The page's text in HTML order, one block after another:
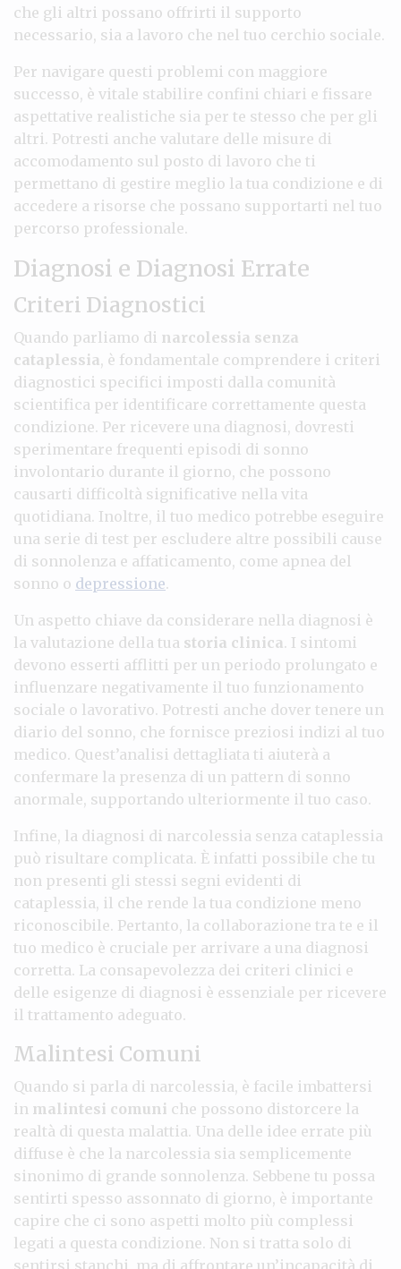
che gli altri possano offrirti il supporto
necessario, sia a lavoro che nel tuo cerchio sociale.
Per navigare questi problemi con maggiore
successo, è vitale stabilire confini chiari e fissare
aspettative realistiche sia per te stesso che per gli
altri. Potresti anche valutare delle misure di
accomodamento sul posto di lavoro che ti
permettano di gestire meglio la tua condizione e di
accedere a risorse che possano supportarti nel tuo
percorso professionale.
Diagnosi e Diagnosi Errate
Criteri Diagnostici
Quando parliamo di narcolessia senza
cataplessia, è fondamentale comprendere i criteri
diagnostici specifici imposti dalla comunità
scientifica per identificare correttamente questa
condizione. Per ricevere una diagnosi, dovresti
sperimentare frequenti episodi di sonno
involontario durante il giorno, che possono
causarti difficoltà significative nella vita
quotidiana. Inoltre, il tuo medico potrebbe eseguire
una serie di test per escludere altre possibili cause
di sonnolenza e affaticamento, come apnea del
sonno o depressione.
Un aspetto chiave da considerare nella diagnosi è
la valutazione della tua storia clinica. I sintomi
devono esserti afflitti per un periodo prolungato e
influenzare negativamente il tuo funzionamento
sociale o lavorativo. Potresti anche dover tenere un
diario del sonno, che fornisce preziosi indizi al tuo
medico. Quest’analisi dettagliata ti aiuterà a
confermare la presenza di un pattern di sonno
anormale, supportando ulteriormente il tuo caso.
Infine, la diagnosi di narcolessia senza cataplessia
può risultare complicata. È infatti possibile che tu
non presenti gli stessi segni evidenti di
cataplessia, il che rende la tua condizione meno
riconoscibile. Pertanto, la collaborazione tra te e il
tuo medico è cruciale per arrivare a una diagnosi
corretta. La consapevolezza dei criteri clinici e
delle esigenze di diagnosi è essenziale per ricevere
il trattamento adeguato.
Malintesi Comuni
Quando si parla di narcolessia, è facile imbattersi
in malintesi comuni che possono distorcere la
realtà di questa malattia. Una delle idee errate più
diffuse è che la narcolessia sia semplicemente
sinonimo di grande sonnolenza. Sebbene tu possa
sentirti spesso assonnato di giorno, è importante
capire che ci sono aspetti molto più complessi
legati a questa condizione. Non si tratta solo di
sentirsi stanchi, ma di affrontare un’incapacità di